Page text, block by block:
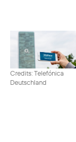
Credits: Telefónica
Deutschland